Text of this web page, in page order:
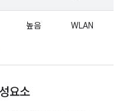
높음 WLAN
요소